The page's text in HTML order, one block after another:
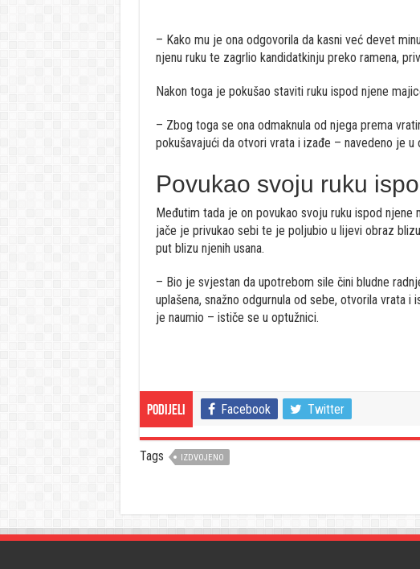
– Kako mu je ona odgovorila da kasni već devet
njenu ruku te zagrlio kandidatkinju preko ramena,
Nakon toga je pokušao staviti ruku ispod njene
– Zbog toga se ona odmaknula od njega prema
pokušavajući da otvori vrata i izađe – navedeno je u
Povukao svoju ruku
Međutim tada je on povukao svoju ruku ispod
jače je privukao sebi te je poljubio u lijevi obraz
put blizu njenih usana.
– Bio je svjestan da upotrebom sile čini bludne
uplašena, snažno odgurnula od sebe, otvorila vrata
je naumio – ističe se u optužnici.
Podijeli Facebook Twitter
Tags IZDVOJENO